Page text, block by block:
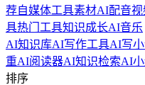
荐自媒体工具素材AI配音视
具热门工具知识成长AI音乐
AI知识库AI写作工具AI写
重AI阅读器AI知识检索AI
排序